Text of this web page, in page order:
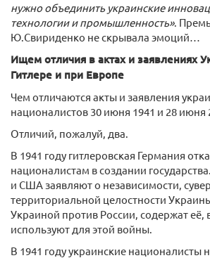
нужно объединить украинские
технологии и промышленность».
Ю.Свириденко не скрывала эмоций…
Ищем отличия в актах и заявлениях
Гитлере и при Европе
Чем отличаются акты и заявления
националистов 30 июня 1941 и 28 июня
Отличий, пожалуй, два.
В 1941 году гитлеровская Германия
националистам в создании
и США заявляют о независимости,
территориальной целостности
Украиной против России, содержат её,
используют для этой войны.
В 1941 году украинские националисты